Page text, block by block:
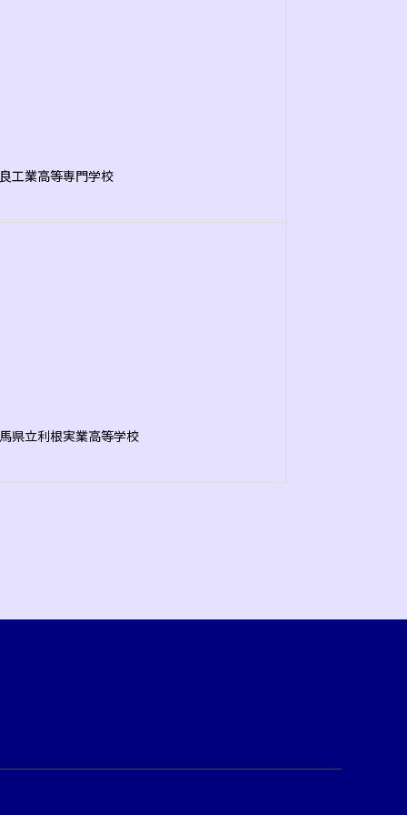
工業高等専門学校
県立利根実業高等学校